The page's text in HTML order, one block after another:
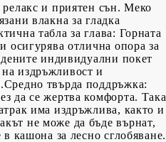
релакс и приятен сън. Меко
влакна за гладка
табла за глава: Горната
осигурява отлична опора за
индивидуални покет
издръжливост и
твърда поддръжка:
да се жертва комфорта. Така
има издръжлива, както и
не може да бъде върнат,
кашона за лесно сглобяване.